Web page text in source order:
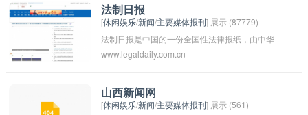
积极贡献。
等各个领域的新闻报道，同时也提供专栏文章、
图片视频等内容。广西新闻网致力于传播广西的
声音，展示广西的风采，为读者提供准确、客观
的新闻信息。
法制日报
[休闲娱乐/新闻/主要媒体报刊] 展示 (87779)
法制日报是中国的一份全国性法律报纸，由中华
全国律师协会主办，是中国社会法治建设的重要
主要报道法律法规、司法案例、法治风云等领域
的新闻和信息。 法制日报以公正客观、权威准确
www.legaldaily.com.cn
山西新闻网
[休闲娱乐/新闻/主要媒体报刊] 展示 (561)